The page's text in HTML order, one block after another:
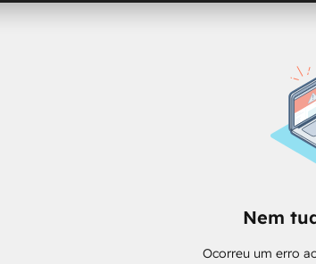
Nem
Ocorreu um erro